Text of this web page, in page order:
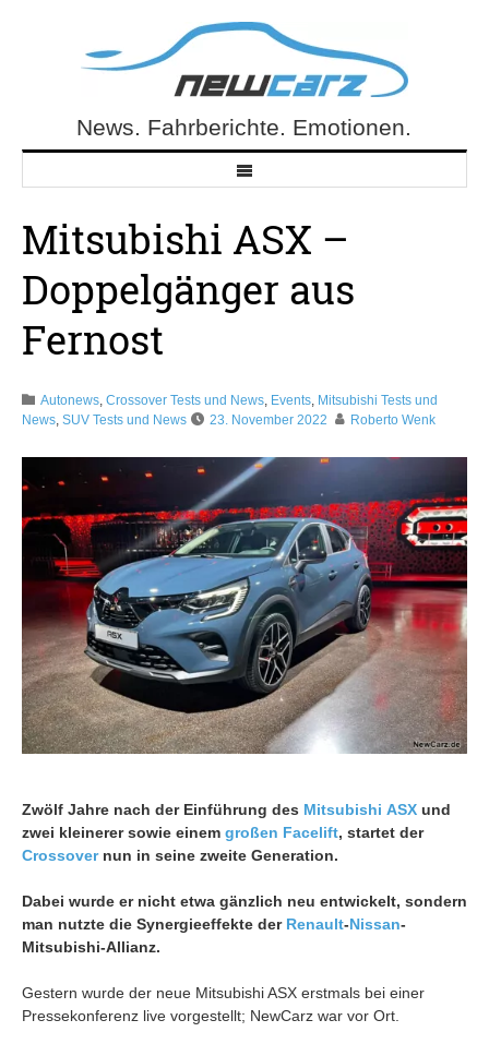
NewCarz.deNews. Fahrberichte. Emotionen.
Mitsubishi ASX –
Doppelgänger aus
Fernost
Autonews, Crossover Tests und News, Events, Mitsubishi Tests und
News, SUV Tests und News 23. November 2022 Roberto Wenk
Zwölf Jahre nach der Einführung des Mitsubishi ASX und
zwei kleinerer sowie einem großen Facelift, startet der
Crossovernun in seine zweite Generation.
Dabei wurde er nicht etwa gänzlich neu entwickelt, sondern
man nutzte die Synergieeffekte der Renault-Nissan-
Mitsubishi-Allianz.
Gestern wurde der neue Mitsubishi ASX erstmals bei einer
Pressekonferenz live vorgestellt; NewCarz war vor Ort.